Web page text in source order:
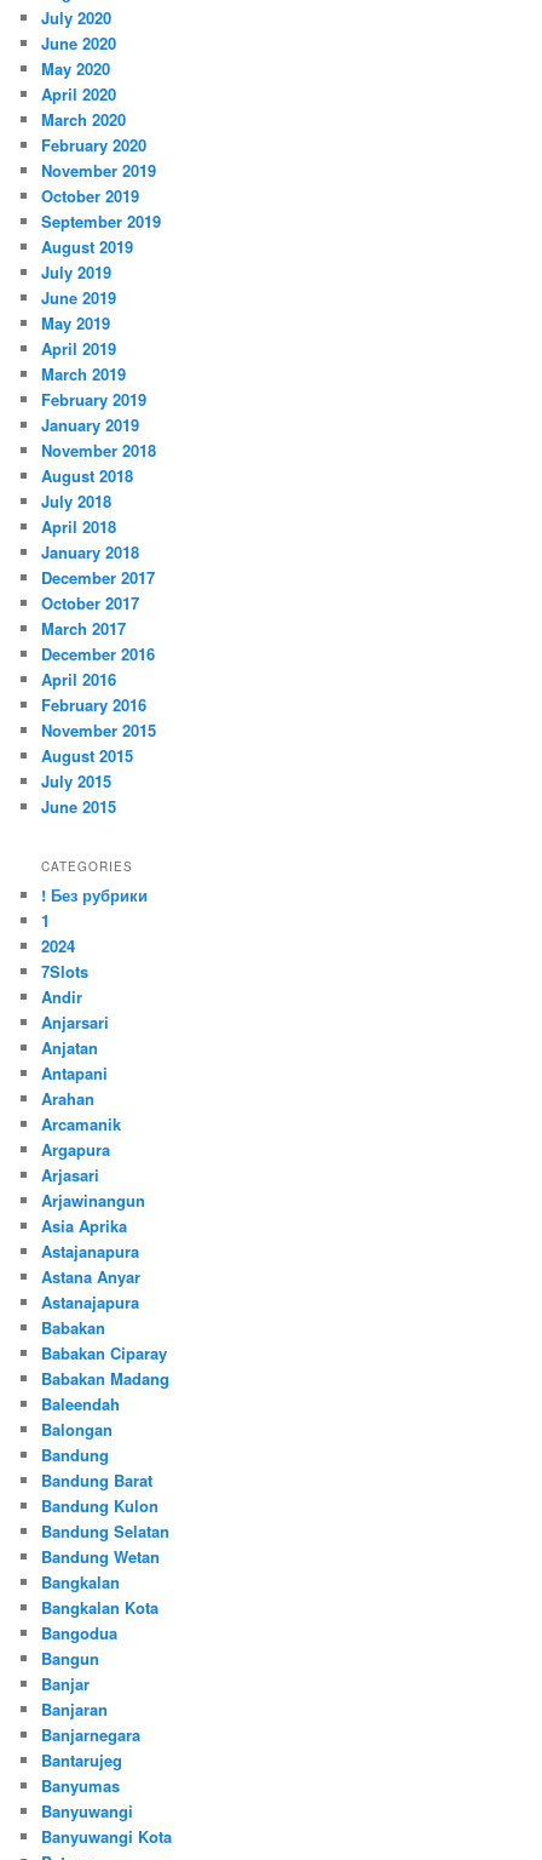
July 2020
June 2020
May 2020
April 2020
March 2020
February 2020
November 2019
October 2019
September 2019
August 2019
July 2019
June 2019
May 2019
April 2019
March 2019
February 2019
January 2019
November 2018
August 2018
July 2018
April 2018
January 2018
December 2017
October 2017
March 2017
December 2016
April 2016
February 2016
November 2015
August 2015
July 2015
June 2015
CATEGORIES
! Без рубрики
1
2024
7Slots
Andir
Anjarsari
Anjatan
Antapani
Arahan
Arcamanik
Argapura
Arjasari
Arjawinangun
Asia Aprika
Astajanapura
Astana Anyar
Astanajapura
Babakan
Babakan Ciparay
Babakan Madang
Baleendah
Balongan
Bandung
Bandung Barat
Bandung Kulon
Bandung Selatan
Bandung Wetan
Bangkalan
Bangkalan Kota
Bangodua
Bangun
Banjar
Banjaran
Banjarnegara
Bantarujeg
Banyumas
Banyuwangi
Banyuwangi Kota